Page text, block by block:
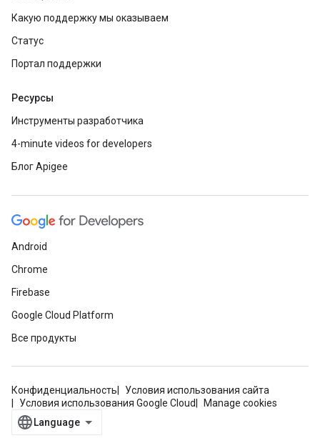
Какую поддержку мы оказываем
Статус
Портал поддержки
Ресурсы
Инструменты разработчика
4-minute videos for developers
Блог Apigee
Android
Chrome
Firebase
Google Cloud Platform
Все продукты
Конфиденциальность
Условия использования сайта
Условия использования Google Cloud
Manage cookies